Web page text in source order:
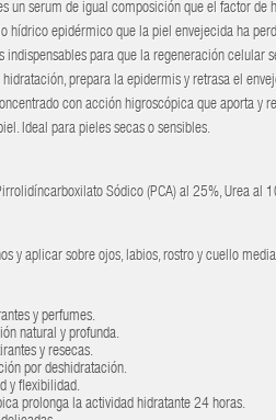
un serum de igual composición que el factor
hídrico epidérmico que la piel envejecida ha
indispensables para que la regeneración celular
prepara la epidermis y retrasa el
con acción higroscópica que aporta y
Ideal para pieles secas o sensibles.
Sódico (PCA) al 25%, Urea al
y aplicar sobre ojos, labios, rostro y cuello
y perfumes.
natural y profunda.
y resecas.
por deshidratación.
y flexibilidad.
prolonga la actividad hidratante 24 horas.